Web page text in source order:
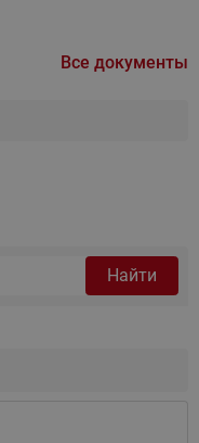
Все документы
Найти